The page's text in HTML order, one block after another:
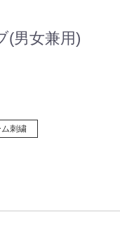
(男女兼用)
ム刺繍